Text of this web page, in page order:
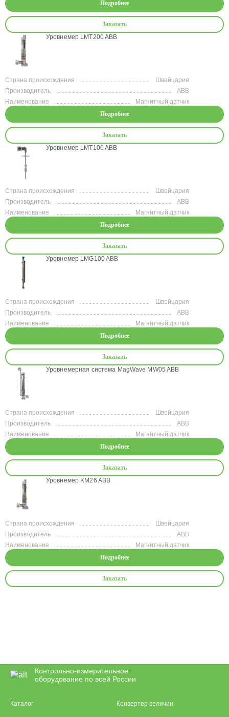
Подробнее
Заказать
Уровнемер LMT200 ABB
Страна происхождения
Швейцария
Производитель
ABB
Наименование
Магнитный датчик
Подробнее
Заказать
Уровнемер LMT100 ABB
Страна происхождения
Швейцария
Производитель
ABB
Наименование
Магнитный датчик
Подробнее
Заказать
Уровнемер LMG100 ABB
Страна происхождения
Швейцария
Производитель
ABB
Наименование
Магнитный датчик
Подробнее
Заказать
Уровнемерная система MagWave MW05 ABB
Страна происхождения
Швейцария
Производитель
ABB
Наименование
Магнитный датчик
Подробнее
Заказать
Уровнемер KM26 ABB
Страна происхождения
Швейцария
Производитель
ABB
Наименование
Магнитный датчик
Подробнее
Заказать
Контрольно-измерительное
оборудование по всей России
Каталог Конвертер величин